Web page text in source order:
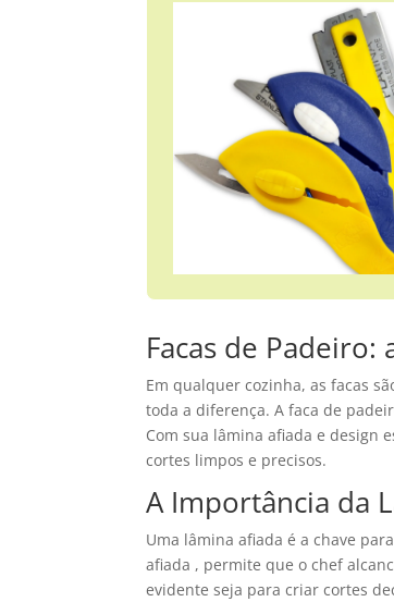
Facas de Padeiro:
Em qualquer cozinha, as facas
toda a diferença. A faca de
Com sua lâmina afiada e design
cortes limpos e precisos.
A Importância da
Uma lâmina afiada é a chave
afiada , permite que o chef
evidente seja para criar cortes